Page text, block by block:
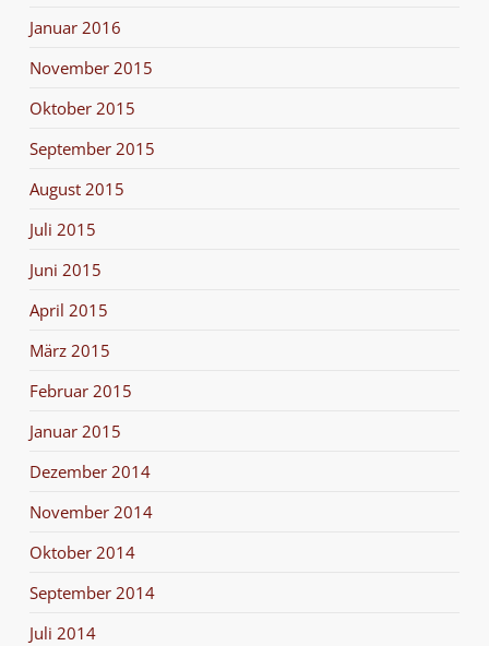
Januar 2016
November 2015
Oktober 2015
September 2015
August 2015
Juli 2015
Juni 2015
April 2015
März 2015
Februar 2015
Januar 2015
Dezember 2014
November 2014
Oktober 2014
September 2014
Juli 2014